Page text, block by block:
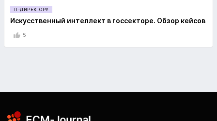
IT-ДИРЕКТОРУ
Искусственный интеллект в госсекторе. Обзор кейсов
5